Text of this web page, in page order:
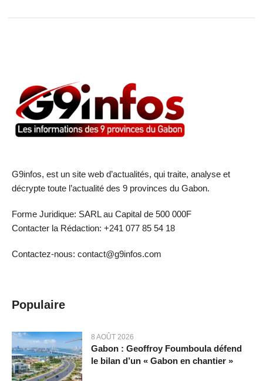
G9infos, est un site web d’actualités, qui traite, analyse et
décrypte toute l’actualité des 9 provinces du Gabon.
Forme Juridique: SARL au Capital de 500 000F
Contacter la Rédaction: +241 077 85 54 18
Contactez-nous: contact@g9infos.com
Populaire
8 AOÛT 2026
Gabon : Geoffroy Foumboula défend
le bilan d’un « Gabon en chantier »